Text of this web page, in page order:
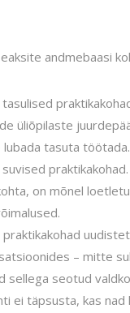
andmebaasi
tasulised
üliõpilaste
lubada tasuta töötada.
suvised
on mõnel
praktikakohad
– mitte
sellega seotud
ei täpsusta, kas